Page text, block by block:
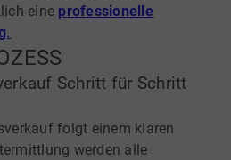
eine professionelle
Schritt für Schritt
folgt einem klaren
werden alle